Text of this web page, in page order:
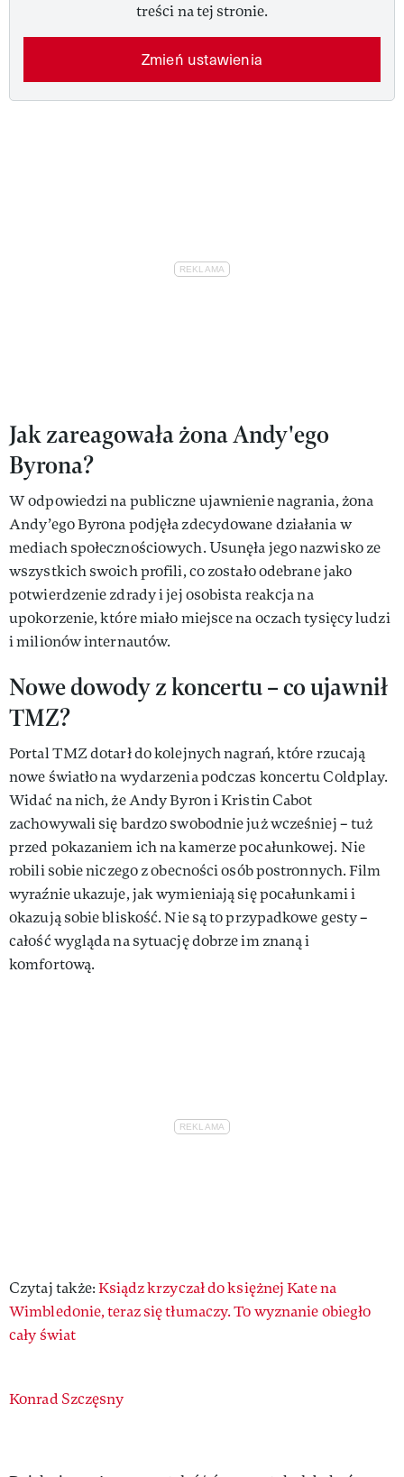
treści na tej stronie.
Zmień ustawienia
Jak zareagowała żona Andy'ego
Byrona?
W odpowiedzi na publiczne ujawnienie nagrania, żona
Andy’ego Byrona podjęła zdecydowane działania w
mediach społecznościowych. Usunęła jego nazwisko ze
wszystkich swoich profili, co zostało odebrane jako
potwierdzenie zdrady i jej osobista reakcja na
upokorzenie, które miało miejsce na oczach tysięcy ludzi
i milionów internautów.
Nowe dowody z koncertu – co ujawnił
TMZ?
Portal TMZ dotarł do kolejnych nagrań, które rzucają
nowe światło na wydarzenia podczas koncertu Coldplay.
Widać na nich, że Andy Byron i Kristin Cabot
zachowywali się bardzo swobodnie już wcześniej – tuż
przed pokazaniem ich na kamerze pocałunkowej. Nie
robili sobie niczego z obecności osób postronnych. Film
wyraźnie ukazuje, jak wymieniają się pocałunkami i
okazują sobie bliskość. Nie są to przypadkowe gesty –
całość wygląda na sytuację dobrze im znaną i
komfortową.
Czytaj także:Ksiądz krzyczał do księżnej Kate na
Wimbledonie, teraz się tłumaczy. To wyznanie obiegło
cały świat
Authors
Konrad Szczęsny